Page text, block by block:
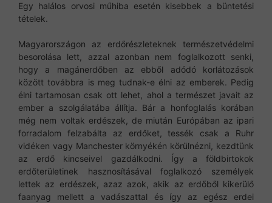
Egy halálos orvosi műhiba esetén kisebbek a büntetési
tételek.
Magyarországon az erdőrészleteknek természetvédelmi
besorolása lett, azzal azonban nem foglalkozott senki,
hogy a magánerdőben az ebből adódó korlátozások
között továbbra is meg tudnak-e élni az emberek. Pedig
élni tartamosan csak ott lehet, ahol a természet javait az
ember a szolgálatába állítja. Bár a honfoglalás korában
még nem voltak erdészek, de miután Európában az ipari
forradalom felzabálta az erdőket, tessék csak a Ruhr
vidéken vagy Manchester környékén körülnézni, kezdtünk
az erdő kincseivel gazdálkodni. Így a földbirtokok
erdőterületinek hasznosításával foglalkozó személyek
lettek az erdészek, azaz azok, akik az erdőből kikerülő
faanyag mellett a vadászattal és így az egész erdei